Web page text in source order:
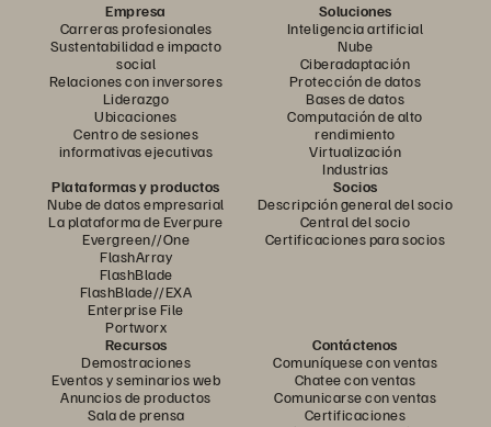
Empresa
Carreras profesionales
Sustentabilidad e impacto
social
Relaciones con inversores
Liderazgo
Ubicaciones
Centro de sesiones
informativas ejecutivas
Soluciones
Inteligencia artificial
Nube
Ciberadaptación
Protección de datos
Bases de datos
Computación de alto
rendimiento
Virtualización
Industrias
Plataformas y productos
Nube de datos empresarial
La plataforma de Everpure
Evergreen//One
FlashArray
FlashBlade
FlashBlade//EXA
Enterprise File
Portworx
Socios
Descripción general del socio
Central del socio
Certificaciones para socios
Recursos
Demostraciones
Eventos y seminarios web
Anuncios de productos
Sala de prensa
Contáctenos
Comuníquese con ventas
Chatee con ventas
Comunicarse con ventas
Certificaciones